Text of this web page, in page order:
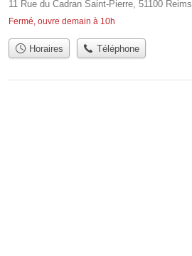
11 Rue du Cadran Saint-Pierre, 51100 Reims
Fermé, ouvre demain à 10h
Horaires Téléphone